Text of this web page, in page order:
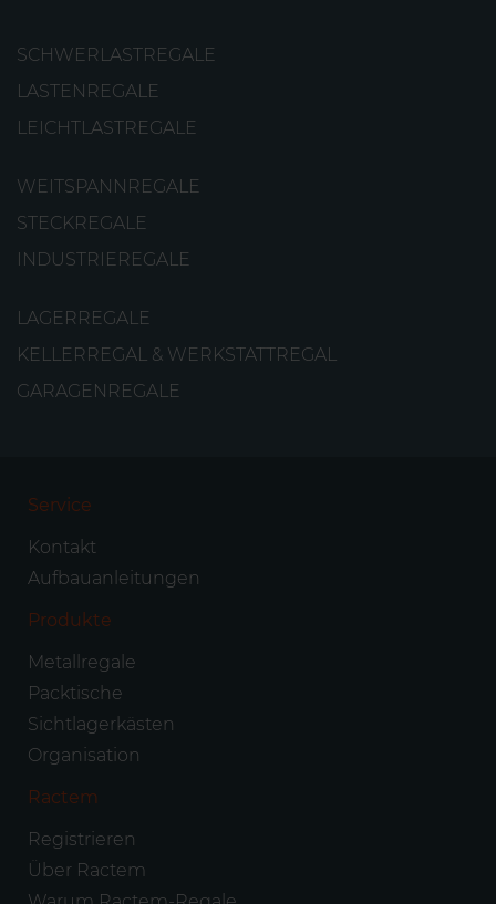
SCHWERLASTREGALE
LASTENREGALE
LEICHTLASTREGALE
WEITSPANNREGALE
STECKREGALE
INDUSTRIEREGALE
LAGERREGALE
KELLERREGAL & WERKSTATTREGAL
GARAGENREGALE
Service
Kontakt
Aufbauanleitungen
Produkte
Metallregale
Packtische
Sichtlagerkästen
Organisation
Ractem
Registrieren
Über Ractem